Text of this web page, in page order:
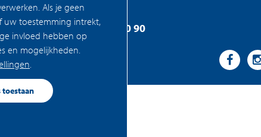
1506 GA Zaandam
+31(0)75 - 655 50 90
zaandam@fris.nl
Als je geen
uw toestemming intrekt,
invloed hebben op
en mogelijkheden.
.
toestaan